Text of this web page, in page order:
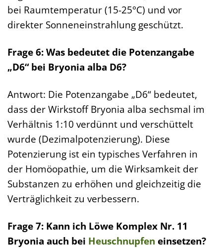
bei Raumtemperatur (15-25°C) und vor
direkter Sonneneinstrahlung geschützt.
Frage 6: Was bedeutet die Potenzangabe
„D6“ bei Bryonia alba D6?
Antwort: Die Potenzangabe „D6“ bedeutet,
dass der Wirkstoff Bryonia alba sechsmal im
Verhältnis 1:10 verdünnt und verschüttelt
wurde (Dezimalpotenzierung). Diese
Potenzierung ist ein typisches Verfahren in
der Homöopathie, um die Wirksamkeit der
Substanzen zu erhöhen und gleichzeitig die
Verträglichkeit zu verbessern.
Frage 7: Kann ich Löwe Komplex Nr. 11
Bryonia auch bei Heuschnupfen einsetzen?